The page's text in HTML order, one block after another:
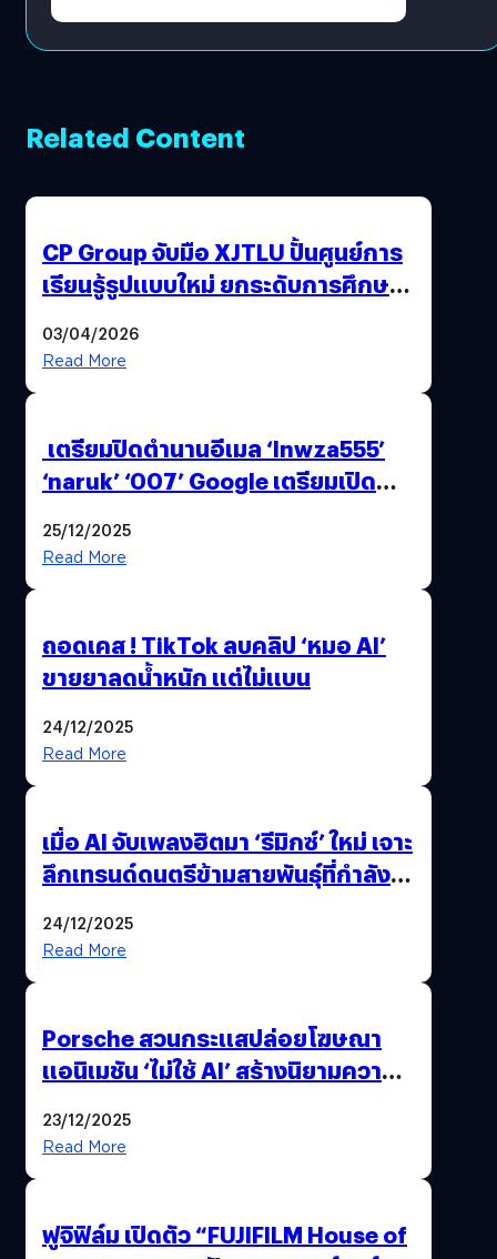
Related Content
CP Group จับมือ XJTLU ปั้นศูนย์การ
เรียนรู้รูปแบบใหม่ ยกระดับการศึกษา
03/04/2026
Read More
เตรียมปิดตำนานอีเมล ‘lnwza555’
‘naruk’ ‘007’ Google เตรียมเปิด
25/12/2025
Read More
ถอดเคส ! TikTok ลบคลิป ‘หมอ AI’
ขายยาลดน้ำหนัก แต่ไม่แบน
24/12/2025
Read More
เมื่อ AI จับเพลงฮิตมา ‘รีมิกซ์’ ใหม่ เจาะ
ลึกเทรนด์ดนตรีข้ามสายพันธุ์ที่กำลัง
24/12/2025
Read More
Porsche สวนกระแสปล่อยโฆษณา
แอนิเมชัน ‘ไม่ใช้ AI’ สร้างนิยามความ
23/12/2025
Read More
ฟูจิฟิล์ม เปิดตัว “FUJIFILM House of